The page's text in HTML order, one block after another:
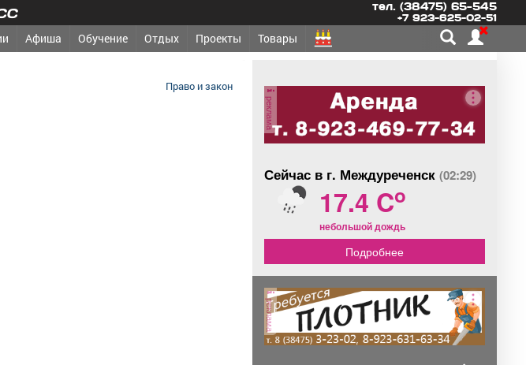
тел. (38475) 65-545
+7 923-625-02-51
Афиша Обучение Отдых Проекты Товары
Право и закон
реклама
Сейчас в г. Междуреченск (02:29)
17.4 Co
небольшой дождь
Подробнее
реклама